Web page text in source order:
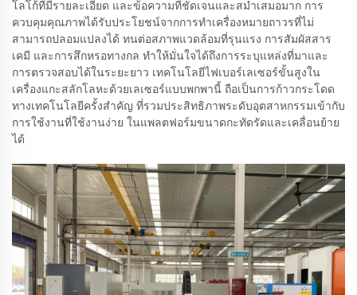
โลโก้ที่มีรายละเอียด และข้อความที่ชัดเจนและสม่ำเสมอมาก การ
ควบคุมคุณภาพได้รับประโยชน์จากการทำเครื่องหมายถาวรที่ไม่
สามารถปลอมแปลงได้ ทนต่อสภาพแวดล้อมที่รุนแรง การสัมผัสสาร
เคมี และการสึกหรอทางกล ทำให้มั่นใจได้ถึงการระบุแหล่งที่มาและ
การตรวจสอบได้ในระยะยาว เทคโนโลยีไฟเบอร์เลเซอร์ขั้นสูงใน
เครื่องแกะสลักโลหะด้วยเลเซอร์แบบพกพานี้ ถือเป็นการก้าวกระโดด
ทางเทคโนโลยีครั้งสำคัญ ที่รวมประสิทธิภาพระดับอุตสาหกรรมเข้ากับ
การใช้งานที่ใช้งานง่าย ในแพลตฟอร์มขนาดกะทัดรัดและเคลื่อนย้าย
ได้